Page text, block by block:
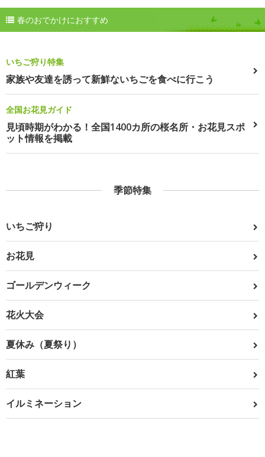
春のおでかけにおすすめ
いちご狩り特集
家族や友達を誘って新鮮ないちごを食べに行こう
全国お花見ガイド
見頃時期がわかる！全国1400カ所の桜名所・お花見スポ
ット情報を掲載
季節特集
いちご狩り
お花見
ゴールデンウィーク
花火大会
夏休み（夏祭り）
紅葉
イルミネーション